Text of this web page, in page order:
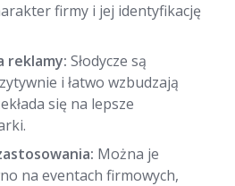
firmy i jej identyfikację
reklamy: Słodycze są
i łatwo wzbudzają
się na lepsze
Można je
na eventach firmowych,